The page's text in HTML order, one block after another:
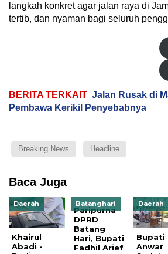
langkah konkret agar jalan raya di
tertib, dan nyaman bagi seluruh
BERITA TERKAIT Jalan Rusak di
Pembawa Kerikil Penyebabnya
Breaking News Headline
Baca Juga
Daerah
Khairul
Abadi -
Batanghari
Paripurna
DPRD
Batang
Hari, Bupati
Fadhil Arief
Daerah
Bupati
Anwar